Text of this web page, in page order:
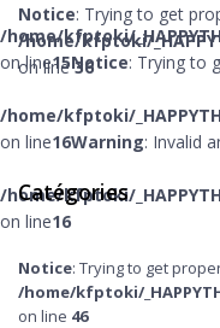
/home/kfptoki/
on line15Notice: Trying to
/home/kfptoki/
on line16Warning: Invalid
/home/kfptoki/
on line16
Notice: Trying to get
/home/kfptoki/
on line36
Catégories
Notice: Trying to get
/home/kfptoki/
on line 46